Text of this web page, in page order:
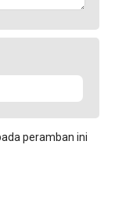
peramban ini